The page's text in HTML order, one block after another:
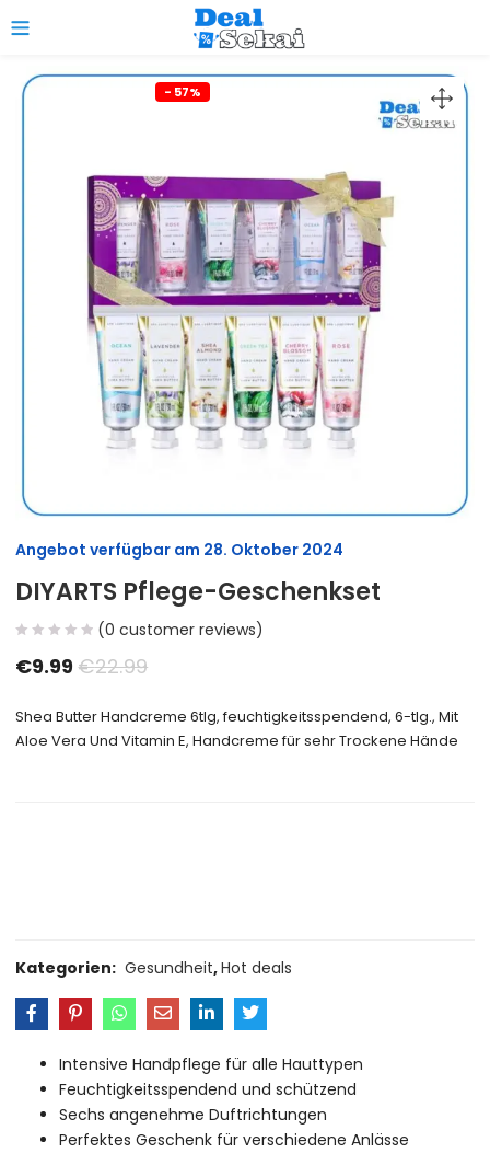
- 57%
Angebot verfügbar am 28. Oktober 2024
DIYARTS Pflege-Geschenkset
(0 customer reviews)
€9.99€22.99
Shea Butter Handcreme 6tlg, feuchtigkeitsspendend, 6-tlg., Mit
Aloe Vera Und Vitamin E, Handcreme für sehr Trockene Hände
Kategorien: Gesundheit,Hot deals
Intensive Handpflege für alle Hauttypen
Feuchtigkeitsspendend und schützend
Sechs angenehme Duftrichtungen
Perfektes Geschenk für verschiedene Anlässe